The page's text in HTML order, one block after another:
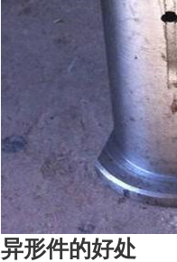
异形件的好处